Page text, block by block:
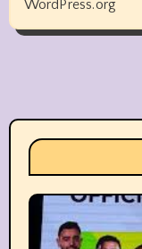
WordPress.org